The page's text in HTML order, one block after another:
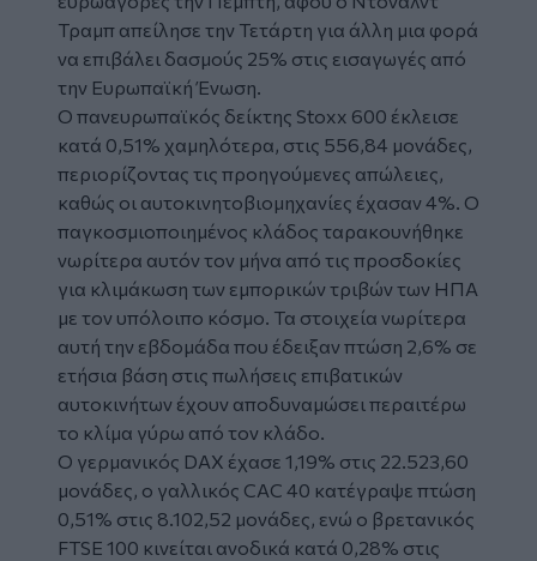
Τραμπ απείλησε την Τετάρτη για άλλη μια φορά
να επιβάλει δασμούς 25% στις εισαγωγές από
την Ευρωπαϊκή Ένωση.
Ο πανευρωπαϊκός δείκτης Stoxx 600 έκλεισε
κατά 0,51% χαμηλότερα, στις 556,84 μονάδες,
περιορίζοντας τις προηγούμενες απώλειες,
καθώς οι αυτοκινητοβιομηχανίες έχασαν 4%. Ο
παγκοσμιοποιημένος κλάδος ταρακουνήθηκε
νωρίτερα αυτόν τον μήνα από τις προσδοκίες
για κλιμάκωση των εμπορικών τριβών των ΗΠΑ
με τον υπόλοιπο κόσμο. Τα στοιχεία νωρίτερα
αυτή την εβδομάδα που έδειξαν πτώση 2,6% σε
ετήσια βάση στις πωλήσεις επιβατικών
αυτοκινήτων έχουν αποδυναμώσει περαιτέρω
το κλίμα γύρω από τον κλάδο.
Ο γερμανικός DAX έχασε 1,19% στις 22.523,60
μονάδες, ο γαλλικός CAC 40 κατέγραψε πτώση
0,51% στις 8.102,52 μονάδες, ενώ ο βρετανικός
FTSE 100 κινείται ανοδικά κατά 0,28% στις